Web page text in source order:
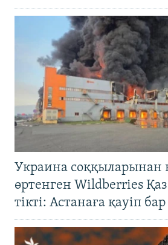
Украина соққыларынан
өртенген Wildberries
тікті: Астанаға қауіп